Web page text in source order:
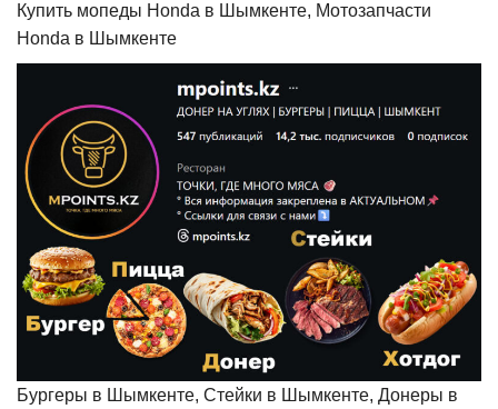
Купить мопеды Honda в Шымкенте, Мотозапчасти
Honda в Шымкенте
Бургеры в Шымкенте, Стейки в Шымкенте, Донеры в